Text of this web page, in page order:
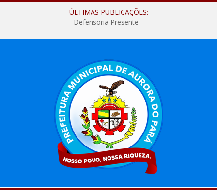
ÚLTIMAS PUBLICAÇÕES:
Defensoria Presente